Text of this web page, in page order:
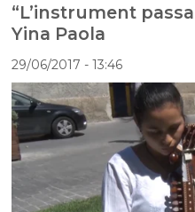
“L’instrument
Yina Paola
29/06/2017- 13:46